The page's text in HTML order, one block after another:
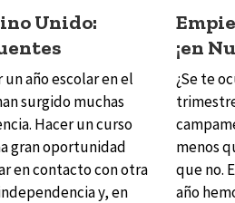
Unido:
año escolar en el
surgido muchas
Hacer un curso
gran oportunidad
en contacto con otra
y, en
¡en
¿Se te
menos
que no.
año